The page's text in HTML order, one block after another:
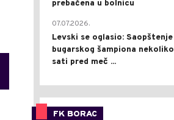
prebačena u bolnicu
07.07.2026.
Levski se oglasio: Saopštenje
bugarskog šampiona nekoliko
sati pred meč ...
FK BORAC